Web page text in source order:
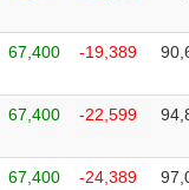
67,400 -19,389
67,400 -22,599
67,400 -24,389